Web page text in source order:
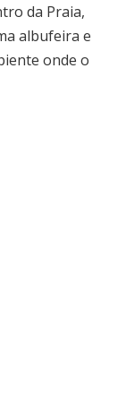
da Praia,
albufeira e
onde o